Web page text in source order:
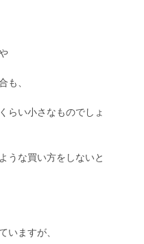
も、
らい小さなものでしょ
うな買い方をしないと
いますが、